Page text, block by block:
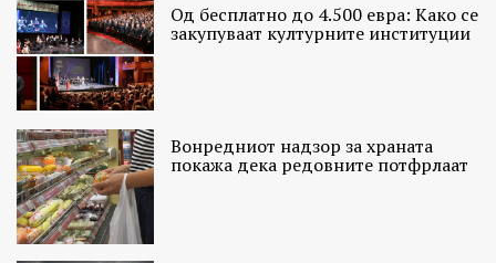
Од бесплатно до 4.500 евра: Како се
закупуваат културните институции
Вонредниот надзор за храната
покажа дека редовните потфрлаат